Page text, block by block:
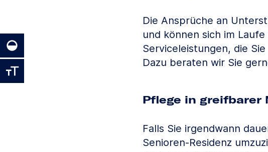
Die Ansprüche an
und können sich im
Serviceleistungen, die
Dazu beraten wir Sie
Pflege in greifbarer
Falls Sie irgendwann
Senioren-Residenz